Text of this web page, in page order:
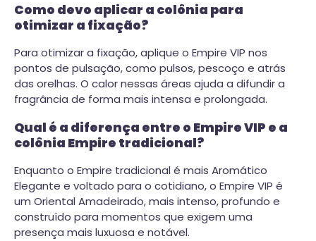
Como devo aplicar a colônia para
otimizar a fixação?
Para otimizar a fixação, aplique o Empire VIP nos
pontos de pulsação, como pulsos, pescoço e atrás
das orelhas. O calor nessas áreas ajuda a difundir a
fragrância de forma mais intensa e prolongada.
Qual é a diferença entre o Empire VIP e a
colônia Empire tradicional?
Enquanto o Empire tradicional é mais Aromático
Elegante e voltado para o cotidiano, o Empire VIP é
um Oriental Amadeirado, mais intenso, profundo e
construído para momentos que exigem uma
presença mais luxuosa e notável.